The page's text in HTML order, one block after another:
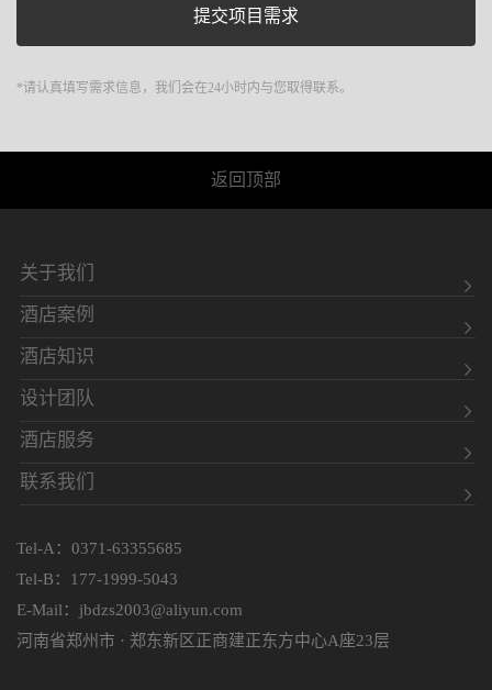
*请认真填写需求信息，我们会在24小时内与您取得联系。
返回顶部
关于我们
酒店案例
酒店知识
设计团队
酒店服务
联系我们
Tel-A：0371-63355685
Tel-B：177-1999-5043
E-Mail：jbdzs2003@aliyun.com
河南省郑州市 · 郑东新区正商建正东方中心A座23层